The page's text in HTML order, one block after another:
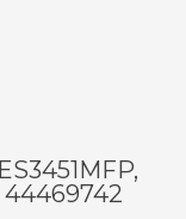
44469742